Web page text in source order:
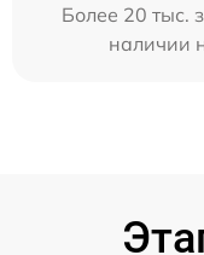
Более 20 тыс.
наличии